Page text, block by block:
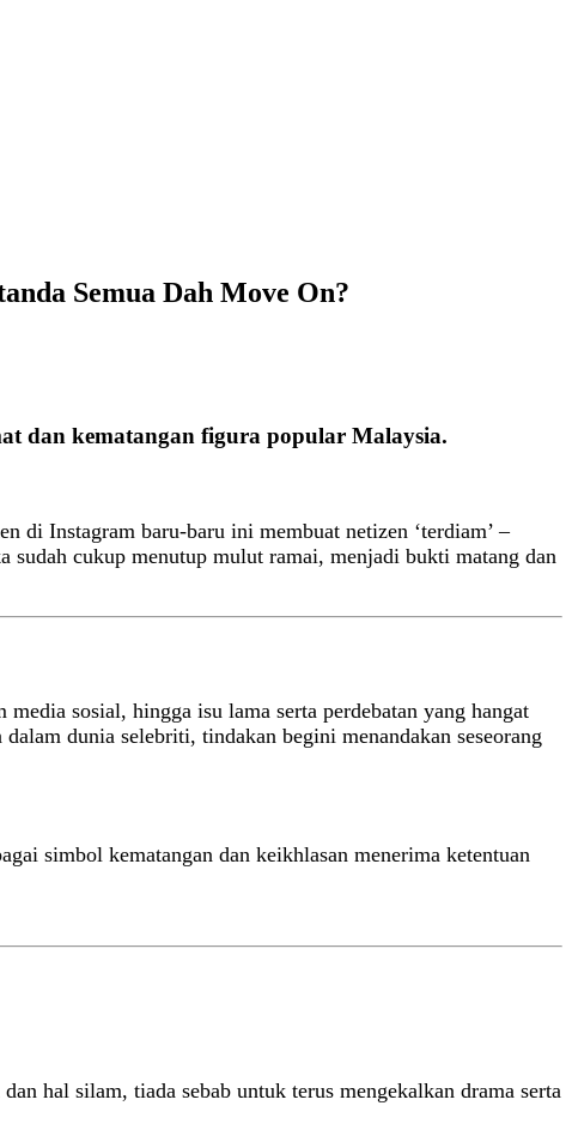
Semua Dah Move On?
dan kematangan figura popular Malaysia.
di Instagram baru-baru ini membuat netizen ‘terdiam’ –
sudah cukup menutup mulut ramai, menjadi bukti matang dan
sosial, hingga isu lama serta perdebatan yang hangat
dunia selebriti, tindakan begini menandakan seseorang
simbol kematangan dan keikhlasan menerima ketentuan
hal silam, tiada sebab untuk terus mengekalkan drama serta